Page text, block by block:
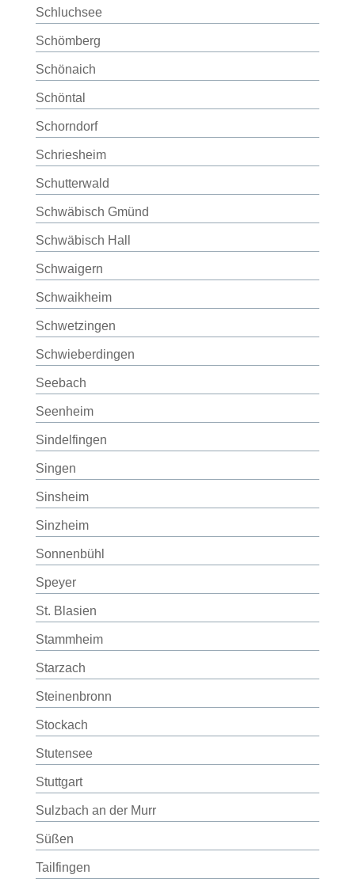
Schluchsee
Schömberg
Schönaich
Schöntal
Schorndorf
Schriesheim
Schutterwald
Schwäbisch Gmünd
Schwäbisch Hall
Schwaigern
Schwaikheim
Schwetzingen
Schwieberdingen
Seebach
Seenheim
Sindelfingen
Singen
Sinsheim
Sinzheim
Sonnenbühl
Speyer
St. Blasien
Stammheim
Starzach
Steinenbronn
Stockach
Stutensee
Stuttgart
Sulzbach an der Murr
Süßen
Tailfingen